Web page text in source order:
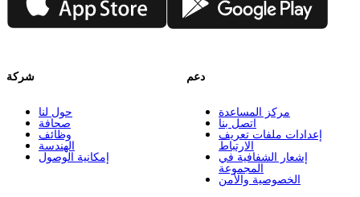
شركة
حول لنا
صحافة
وظائف
الهندسة
إمكانية الوصول
دعم
مركز المساعدة
اتصل بنا
إعدادات ملفات تعريف
الارتباط
إشعار الشفافية في
المجموعة
الخصوصية والأمن